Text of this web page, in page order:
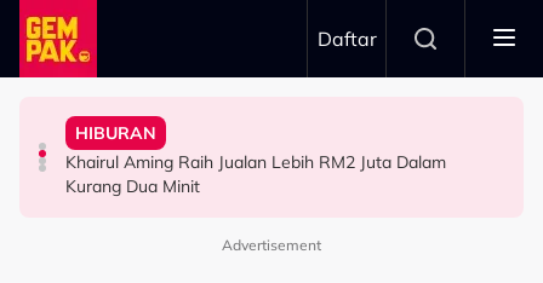
Skip to main content
Daftar
HIBURAN
Imran Aqil Kongsi Detik Sukar Isteri Ketika Berpantang -
“Waktu Itu Aku Tiada, Pergi Nepal Naik Gunung 10
HIBURAN
Khairul Aming Raih Jualan Lebih RM2 Juta Dalam
Kurang Dua Minit
HIBURAN
“Ada Yang Datang Menyapa, Teresak-Esak Menangis…”
- Noraniza Idris
SELEBRITI
“Biarlah Mereka Yang Pilih” - Jinggo Nasihat Ibu Bapa
Jangan Terlalu Campuri Urusan Rumah Tangga Anak
Advertisement